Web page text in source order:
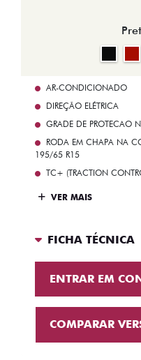
AR-CONDICIONADO
DIREÇÃO ELÉTRICA
GRADE DE PROTECAO
RODA EM CHAPA NA
195/65 R15
TC+ (TRACTION
VER MAIS
FICHA TÉCNICA
ENTRAR EM
COMPARAR